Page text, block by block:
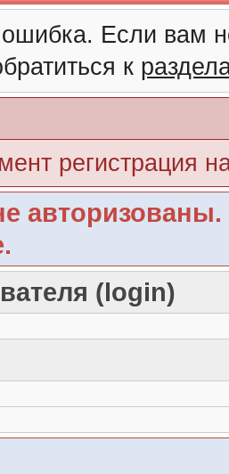
Если вам
к
регистрация
авторизованы.
(login)